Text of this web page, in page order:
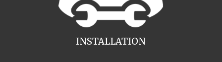
INSTALLATION